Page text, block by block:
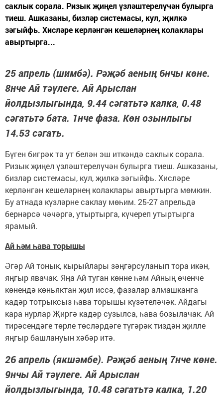
саклык сорала. Ризык җиңел үзләштерелүчән булырга
тиеш. Ашказаны, бизләр системасы, кул, җилкә
зәгыйфь. Хисләре керләнгән кешеләрнең колаклары
авыртырга...
25 апрель (шимбә). Рәҗәб аеның 6нчы көне.
8нче Ай тәүлеге. Ай Арыслан
йолдызлыгында, 9.44 сәгатьтә калка, 0.48
сәгатьтә бата. 1нче фаза. Көн озынлыгы
14.53 сәгать.
Бүген бигрәк тә ут белән эш иткәндә саклык сорала.
Ризык җиңел үзләштерелүчән булырга тиеш. Ашказаны,
бизләр системасы, кул, җилкә зәгыйфь. Хисләре
керләнгән кешеләрнең колаклары авыртырга мөмкин.
Бу атнада күзләрне саклау мөһим. 25-27 апрельдә
бернәрсә чәчәргә, утыртырга, күчереп утыртырга
ярамый.
Ай һәм һава торышы
Әгәр Ай тонык, кырыйлары зәңгәрсуланып тора икән,
яңгыр явачак. Яңа Ай туган көнне һәм Айның өченче
көнендә көньяктан җил иссә, фазалар алмашканга
кадәр тотрыксыз һава торышы күзәтеләчәк. Айдагы
кара нурлар Җиргә кадәр сузылса, һава бозылачак. Ай
тирәсендәге төрле төсләрдәге түгәрәк тиздән җилле
яңгыр башлануын хәбәр итә.
26 апрель (якшәмбе). Рәҗәб аеның 7нче көне.
9нчы Ай тәүлеге. Ай Арыслан
йолдызлыгында, 10.48 сәгатьтә калка, 1.20